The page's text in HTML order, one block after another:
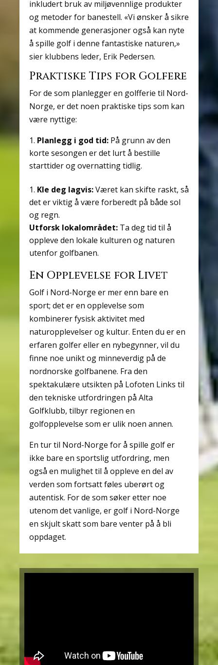
inkludert bruk av miljøvennlige produkter
og metoder for banestell. «Vi ønsker å sikre
at kommende generasjoner også kan nyte
å spille golf i denne fantastiske naturen,»
sier klubbens leder, Erik Pedersen.
Praktiske Tips for Golfere
For de som planlegger en golfferie til Nord-
Norge, er det noen praktiske tips som kan
være nyttige:
Planlegg i god tid: På grunn av den
korte sesongen er det lurt å bestille
starttider og overnatting tidlig.
Kle deg lagvis:Været kan skifte raskt, så
det er viktig å være forberedt på både sol
og regn.
Utforsk lokalområdet: Ta deg tid til å
oppleve den lokale kulturen og naturen
utenfor golfbanen.
En Opplevelse for Livet
Golf i Nord-Norge er mer enn bare en
sport; det er en opplevelse som
kombinerer fysisk aktivitet med
naturopplevelser og kultur. Enten du er en
erfaren golfer eller en nybegynner, vil du
finne noe unikt og minneverdig på de
nordnorske golfbanene. Fra den
spektakulære utsikten på Lofoten Links til
den tekniske utfordringen på Alta
Golfklubb, tilbyr regionen en
golfopplevelse som er ulik noen annen.
En tur til Nord-Norge for å spille golf er
ikke bare en sportslig utfordring, men
også en mulighet til å oppleve en del av
verden som fortsatt føles uberørt og
autentisk. For de som søker etter noe
utenom det vanlige, er golf i Nord-Norge
en skjult skatt som bare venter på å bli
oppdaget.